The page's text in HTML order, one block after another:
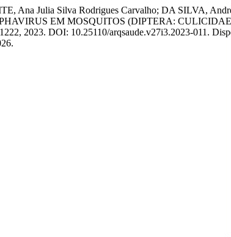
Ana Julia Silva Rodrigues Carvalho; DA SILVA,
EM MOSQUITOS (DIPTERA:
2023. DOI: 10.25110/arqsaude.v27i3.2023-011.